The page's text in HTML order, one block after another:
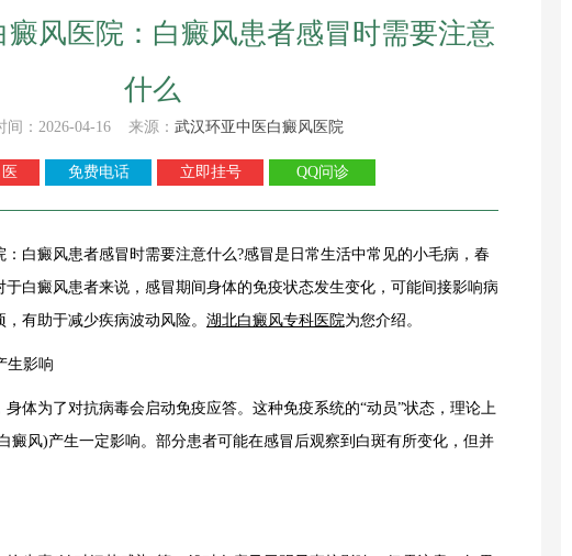
风医院：白癜风患者感冒时需要注意
什么
间：2026-04-16 来源： 武汉环亚中医白癜风医院
免费电话 立即挂号 QQ问诊
：白癜风患者感冒时需要注意什么?感冒是日常生活中常见的小毛病，春
白癜风患者来说，感冒期间身体的免疫状态发生变化，可能间接影响病
有助于减少疾病波动风险。 湖北白癜风专科医院为您介绍。
影响
为了对抗病毒会启动免疫应答。这种免疫系统的“动员”状态，理论上
癜风)产生一定影响。部分患者可能在感冒后观察到白斑有所变化，但并